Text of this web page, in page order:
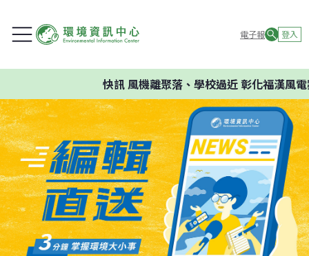
電子報 登入
快訊風機離聚落、學校過近 彰化福漢風電